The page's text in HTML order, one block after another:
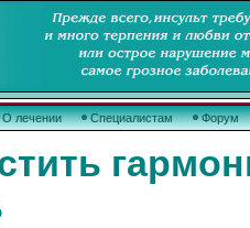
О лечении Специалистам Форум